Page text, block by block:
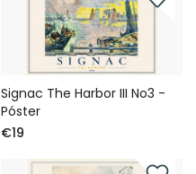
Signac The Harbor III No3 -
Póster
€19